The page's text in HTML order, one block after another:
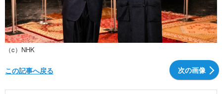
（c）NHK
次の画像
この記事へ戻る